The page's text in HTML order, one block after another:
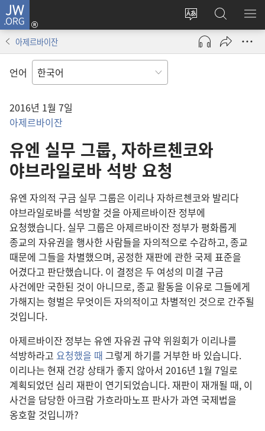
JW.ORG
사이트
언어
변경
로그인
(새로운
열기)
JW.ORG
검색
메
아제르바이잔
언어
2016년 1월 7일
아제르바이잔
유엔 실무 그룹, 자하르첸코와
야브라일로바 석방 요청
유엔 자의적 구금 실무 그룹은 이리나 자하르첸코와 발리다
야브라일로바를 석방할 것을 아제르바이잔 정부에
요청했습니다. 실무 그룹은 아제르바이잔 정부가 평화롭게
종교의 자유권을 행사한 사람들을 자의적으로 수감하고, 종교
때문에 그들을 차별했으며, 공정한 재판에 관한 국제 표준을
어겼다고 판단했습니다. 이 결정은 두 여성의 미결 구금
사건에만 국한된 것이 아니므로, 종교 활동을 이유로 그들에게
가해지는 형벌은 무엇이든 자의적이고 차별적인 것으로 간주될
것입니다.
아제르바이잔 정부는 유엔 자유권 규약 위원회가 이리나를
석방하라고 요청했을 때 그렇게 하기를 거부한 바 있습니다.
이리나는 현재 건강 상태가 좋지 않아서 2016년 1월 7일로
계획되었던 심리 재판이 연기되었습니다. 재판이 재개될 때, 이
사건을 담당한 아크람 가흐라마노프 판사가 과연 국제법을
옹호할 것입니까?